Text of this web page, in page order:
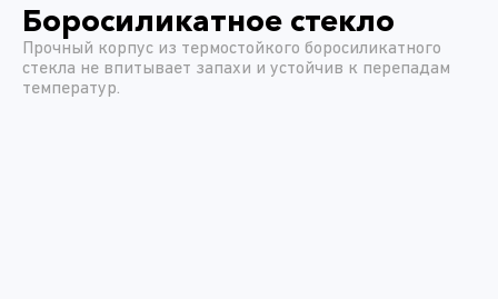
Боросиликатное стекло
Прочный корпус из термостойкого боросиликатного
стекла не впитывает запахи и устойчив к перепадам
температур.